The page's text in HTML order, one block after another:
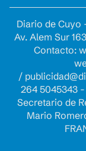
Diario de Cuyo
Av. Alem Sur
Contacto:
/
264 5045343
Secretario de
Mario